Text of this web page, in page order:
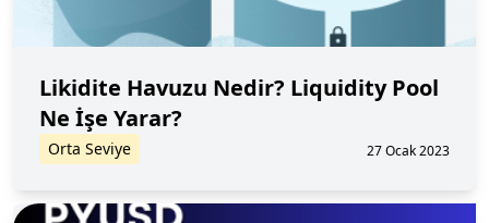
Likidite Havuzu Nedir? Liquidity Pool
Ne İşe Yarar?
Orta Seviye 27 Ocak 2023